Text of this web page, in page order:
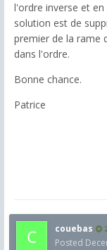
l'ordre inverse et
solution est de
premier de la rame
dans l'ordre.
Bonne chance.
Patrice
couebas
Posted